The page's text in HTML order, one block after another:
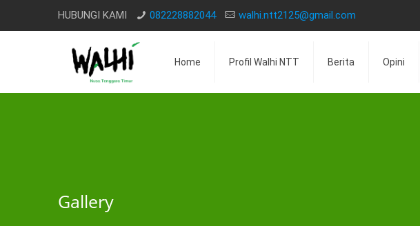
HUBUNGI KAMI 082228882044 walhi.ntt2125@gmail.com
Home Profil Walhi NTT Berita Opini
Gallery